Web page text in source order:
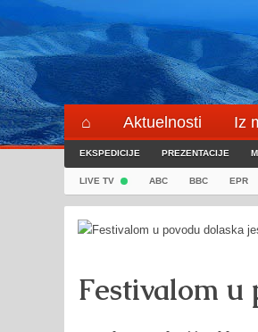
Skip
to
content
⌂ Aktuelnosti Iz
Blogeri
⌖
EKSPEDICIJE PREZENTACIJE
LIVE TV ABC BBC EPR
Festivalom u